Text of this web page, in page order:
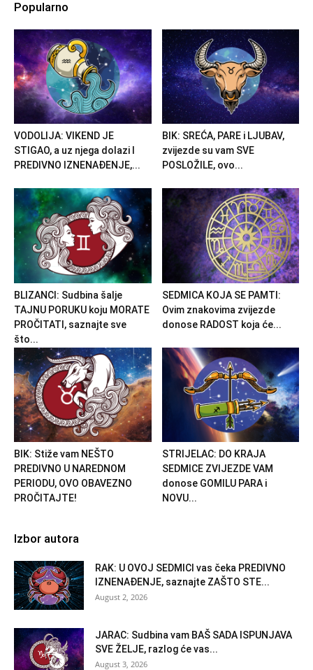
Popularno
VODOLIJA: VIKEND JE
STIGAO, a uz njega dolazi I
PREDIVNO IZNENAĐENJE,...
BIK: SREĆA, PARE i LJUBAV,
zvijezde su vam SVE
POSLOŽILE, ovo...
BLIZANCI: Sudbina šalje
TAJNU PORUKU koju MORATE
PROČITATI, saznajte sve
što...
SEDMICA KOJA SE PAMTI:
Ovim znakovima zvijezde
donose RADOST koja će...
BIK: Stiže vam NEŠTO
PREDIVNO U NAREDNOM
PERIODU, OVO OBAVEZNO
PROČITAJTE!
STRIJELAC: DO KRAJA
SEDMICE ZVIJEZDE VAM
donose GOMILU PARA i
NOVU...
Izbor autora
RAK: U OVOJ SEDMICI vas čeka PREDIVNO
IZNENAĐENJE, saznajte ZAŠTO STE...
August 2, 2026
JARAC: Sudbina vam BAŠ SADA ISPUNJAVA
SVE ŽELJE, razlog će vas...
August 3, 2026